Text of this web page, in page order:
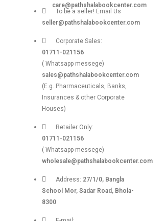
care@pathshalabookcenter.com
To be a seller! Email Us
seller@pathshalabookcenter.com
Corporate Sales:
01711-021156
( Whatsapp messege)
sales@pathshalabookcenter.com
(E.g. Pharmaceuticals, Banks,
Insurances & other Corporate
Houses)
Retailer Only:
01711-021156
( Whatsapp messege)
wholesale@pathshalabookcenter.com
Address: 27/1/0, Bangla
School Mor, Sadar Road, Bhola-
8300